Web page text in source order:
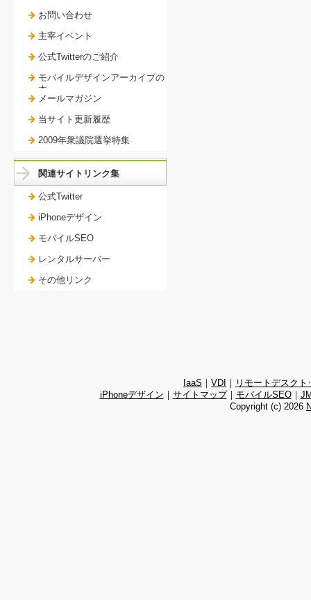
お問い合わせ
主宰イベント
公式Twitterのご紹介
モバイルデザインアーカイブの
本。
メールマガジン
当サイト更新履歴
2009年衆議院選挙特集
関連サイトリンク集
公式Twitter
iPhoneデザイン
モバイルSEO
レンタルサーバー
その他リンク
IaaS ｜ VDI ｜ リモートデスクト
iPhoneデザイン ｜ サイトマップ｜ モバイルSEO｜
Copyright (c) 2026